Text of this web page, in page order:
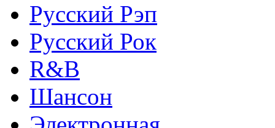
Русский Рэп
Русский Рок
R&B
Шансон